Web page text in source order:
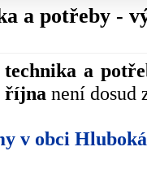
a potřeby -
a
října není dosud
v obci